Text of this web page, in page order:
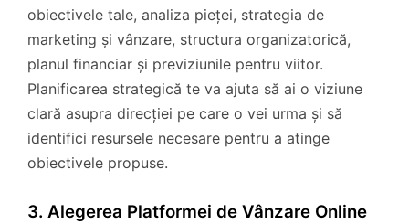
obiectivele tale, analiza pieței, strategia de
marketing și vânzare, structura organizatorică,
planul financiar și previziunile pentru viitor.
Planificarea strategică te va ajuta să ai o viziune
clară asupra direcției pe care o vei urma și să
identifici resursele necesare pentru a atinge
obiectivele propuse.
3. Alegerea Platformei de Vânzare Online